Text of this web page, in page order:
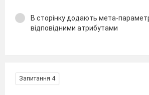
В сторінку додають мета-
відповідними атрибутами
Запитання 4